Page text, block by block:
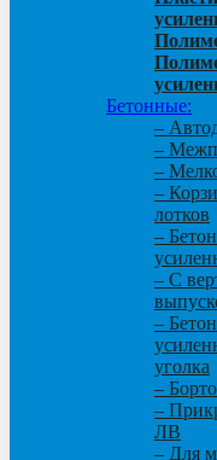
Бетонные:
–
–
–
–
лотков
–
– С
–
уголка
–
–
ЛВ
– Для